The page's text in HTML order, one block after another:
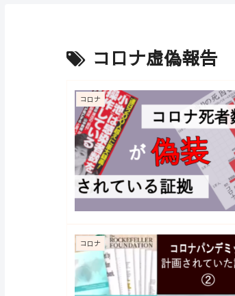
コロナ虚偽報告
コロナ
コロナ